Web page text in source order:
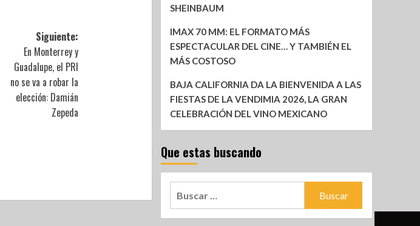
Siguiente:
En Monterrey y
Guadalupe, el PRI
no se va a robar la
elección: Damián
Zepeda
SHEINBAUM
IMAX 70 MM: EL FORMATO MÁS
ESPECTACULAR DEL CINE… Y TAMBIÉN EL
MÁS COSTOSO
BAJA CALIFORNIA DA LA BIENVENIDA A LAS
FIESTAS DE LA VENDIMIA 2026, LA GRAN
CELEBRACIÓN DEL VINO MEXICANO
Que estas buscando